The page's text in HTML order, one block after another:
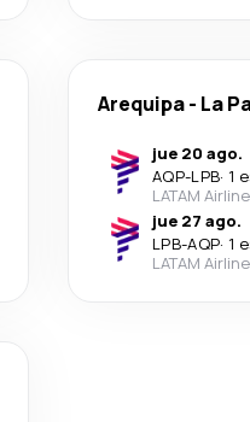
Arequipa- La
jue 20 ago.
AQP-LPB· 1
LATAM
jue 27 ago.
LPB-AQP· 1
LATAM